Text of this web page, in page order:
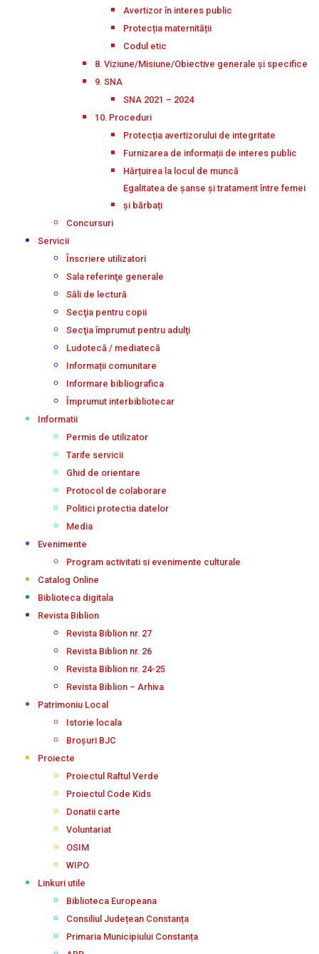
Avertizor în interes public
Protecția maternității
Codul etic
8. Viziune/Misiune/Obiective generale și specifice
9. SNA
SNA 2021 – 2024
10. Proceduri
Protecția avertizorului de integritate
Furnizarea de informații de interes public
Hărțuirea la locul de muncă
Egalitatea de șanse și tratament între femei
și bărbați
Concursuri
Servicii
Înscriere utilizatori
Sala referinţe generale
Săli de lectură
Secţia pentru copii
Secţia împrumut pentru adulţi
Ludotecă / mediatecă
Informații comunitare
Informare bibliografica
Împrumut interbibliotecar
Informatii
Permis de utilizator
Tarife servicii
Ghid de orientare
Protocol de colaborare
Politici protectia datelor
Media
Evenimente
Program activitati si evenimente culturale
Catalog Online
Biblioteca digitala
Revista Biblion
Revista Biblion nr. 27
Revista Biblion nr. 26
Revista Biblion nr. 24-25
Revista Biblion – Arhiva
Patrimoniu Local
Istorie locala
Broșuri BJC
Proiecte
Proiectul Raftul Verde
Proiectul Code Kids
Donatii carte
Voluntariat
OSIM
WIPO
Linkuri utile
Biblioteca Europeana
Consiliul Județean Constanța
Primaria Municipiului Constanța